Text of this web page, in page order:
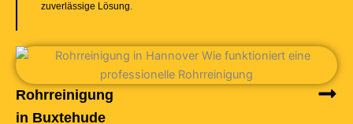
zuverlässige Lösung.
Rohrreinigung
in Buxtehude